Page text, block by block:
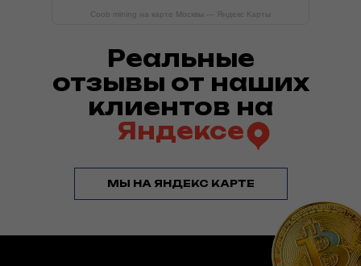
Coob mining на карте Москвы — Яндекс Карты
Реальные
отзывы от наших
клиентов на
Яндексе
МЫ НА ЯНДЕКС КАРТЕ